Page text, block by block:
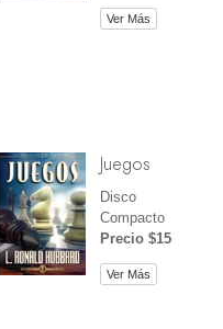
Ver Más
Juegos
Disco
Compacto
Precio $15
Ver Más